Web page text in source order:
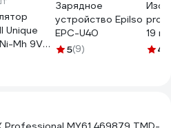
Unique
Mh 9V
Зарядное
устройство Epilso
EPC-U40
5(9)
19
4.7